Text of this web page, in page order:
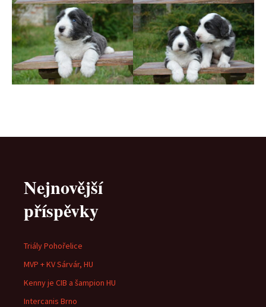
Nejnovější
příspěvky
Triály Pohořelice
MVP + KV Sárvár, HU
Kenny je CIB a šampion HU
Intercanis Brno